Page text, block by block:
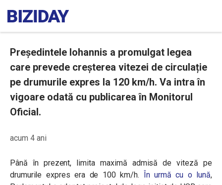
Președintele Iohannis a promulgat legea
care prevede creșterea vitezei de circulație
pe drumurile expres la 120 km/h. Va intra în
vigoare odată cu publicarea în Monitorul
Oficial.
acum 4 ani
Până în prezent, limita maximă admisă de viteză pe
drumurile expres era de 100 km/h. În urmă cu o lună,